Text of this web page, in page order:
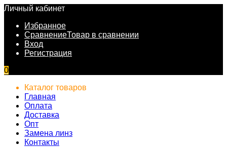
Личный кабинет
Избранное
СравнениеТовар в сравнении
Вход
Регистрация
0
Каталог товаров
Главная
Оплата
Доставка
Опт
Замена линз
Контакты